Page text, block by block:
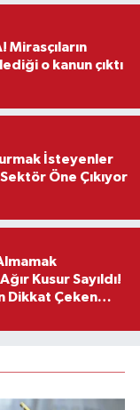
o kanun çıktı
İsteyenler
Öne Çıkıyor
Kusur Sayıldı!
Dikkat Çeken